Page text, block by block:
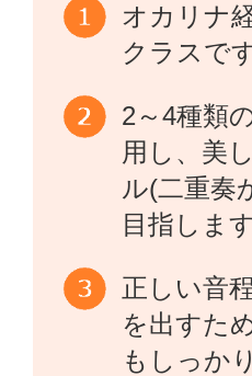
オカリナ
クラスで
2～4種類
用し、美
ル(二重奏
目指します
正しい音
を出すた
もしっか